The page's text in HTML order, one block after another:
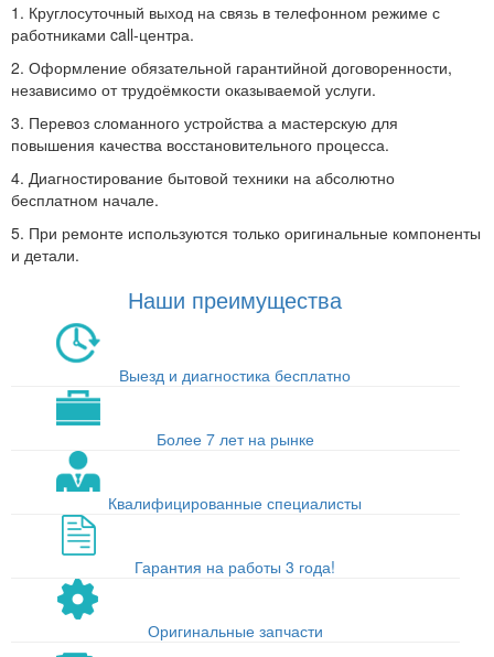
1. Круглосуточный выход на связь в телефонном режиме с
работниками call-центра.
2. Оформление обязательной гарантийной договоренности,
независимо от трудоёмкости оказываемой услуги.
3. Перевоз сломанного устройства а мастерскую для
повышения качества восстановительного процесса.
4. Диагностирование бытовой техники на абсолютно
бесплатном начале.
5. При ремонте используются только оригинальные компоненты
и детали.
Наши преимущества
Выезд и диагностика бесплатно
Более 7 лет на рынке
Квалифицированные специалисты
Гарантия на работы 3 года!
Оригинальные запчасти